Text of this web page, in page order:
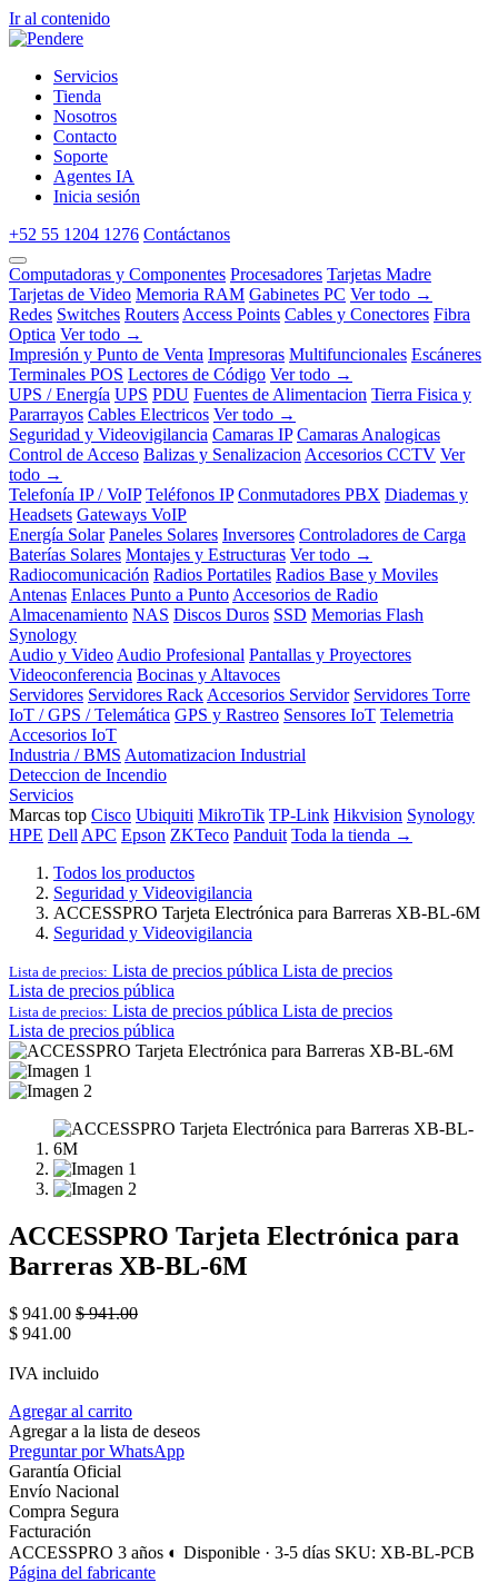
Ir al contenido
Servicios
Tienda
Nosotros
Contacto
Soporte
Agentes IA
Inicia sesión
+52 55 1204 1276 Contáctanos
Computadoras y Componentes Procesadores Tarjetas Madre
Tarjetas de Video Memoria RAM Gabinetes PC Ver todo →
Redes Switches Routers Access Points Cables y Conectores Fibra
Optica Ver todo →
Impresión y Punto de Venta Impresoras Multifuncionales Escáneres
Terminales POS Lectores de Código Ver todo →
UPS / Energía UPS PDU Fuentes de Alimentacion Tierra Fisica y
Pararrayos Cables Electricos Ver todo →
Seguridad y Videovigilancia Camaras IP Camaras Analogicas
Control de Acceso Balizas y Senalizacion Accesorios CCTV Ver
todo →
Telefonía IP / VoIP Teléfonos IP Conmutadores PBX Diademas y
Headsets Gateways VoIP
Energía Solar Paneles Solares Inversores Controladores de Carga
Baterías Solares Montajes y Estructuras Ver todo →
Radiocomunicación Radios Portatiles Radios Base y Moviles
Antenas Enlaces Punto a Punto Accesorios de Radio
Almacenamiento NAS Discos Duros SSD Memorias Flash
Synology
Audio y Video Audio Profesional Pantallas y Proyectores
Videoconferencia Bocinas y Altavoces
Servidores Servidores Rack Accesorios Servidor Servidores Torre
IoT / GPS / Telemática GPS y Rastreo Sensores IoT Telemetria
Accesorios IoT
Industria / BMS Automatizacion Industrial
Deteccion de Incendio
Servicios
Marcas top Cisco Ubiquiti MikroTik TP-Link Hikvision Synology
HPE Dell APC Epson ZKTeco Panduit Toda la tienda →
Todos los productos
Seguridad y Videovigilancia
ACCESSPRO Tarjeta Electrónica para Barreras XB-BL-6M
Seguridad y Videovigilancia
Lista de precios: Lista de precios pública Lista de precios
Lista de precios pública
Lista de precios: Lista de precios pública Lista de precios
Lista de precios pública
ACCESSPRO Tarjeta Electrónica para
Barreras XB-BL-6M
$ 941.00 $941.00
$ 941.00
IVA incluido
Agregar al carrito
Agregar a la lista de deseos
Preguntar por WhatsApp
Garantía Oficial
Envío Nacional
Compra Segura
Facturación
ACCESSPRO 3 años ◐ Disponible · 3-5 días SKU: XB-BL-PCB
Página del fabricante